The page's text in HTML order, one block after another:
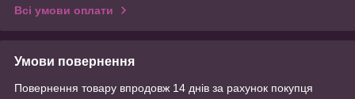
Всі умови оплати
Умови повернення
Повернення товару впродовж 14 днів за рахунок покупця